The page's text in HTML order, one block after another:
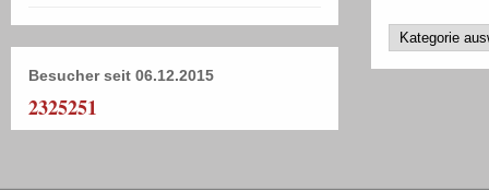
Besucher seit 06.12.2015
2325251